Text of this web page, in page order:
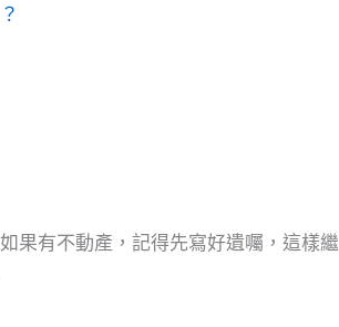
果有不動產，記得先寫好遺囑，這樣繼